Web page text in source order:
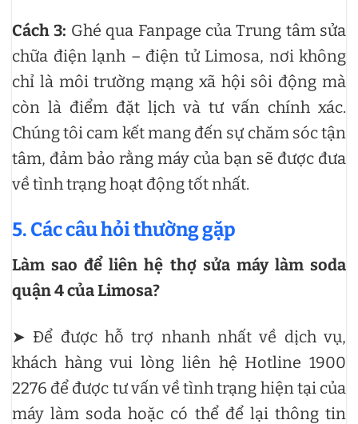
Cách 3: Ghé qua Fanpage của Trung tâm sửa
chữa điện lạnh – điện tử Limosa, nơi không
chỉ là môi trường mạng xã hội sôi động mà
còn là điểm đặt lịch và tư vấn chính xác.
Chúng tôi cam kết mang đến sự chăm sóc tận
tâm, đảm bảo rằng máy của bạn sẽ được đưa
về tình trạng hoạt động tốt nhất.
5. Các câu hỏi thường gặp
Làm sao để liên hệ thợ sửa máy làm soda
quận 4 của Limosa?
➤ Để được hỗ trợ nhanh nhất về dịch vụ,
khách hàng vui lòng liên hệ Hotline 1900
2276 để được tư vấn về tình trạng hiện tại của
máy làm soda hoặc có thể để lại thông tin